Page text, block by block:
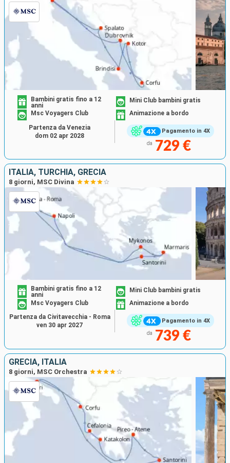
Pagamento in 4X
Bambini gratis fino a 12
anni
Mini Club bambini gratis
Msc Voyagers Club
Animazione a bordo
da 729 €
Partenza da Venezia
dom 02 apr 2028
ITALIA, TURCHIA, GRECIA
8 giorni, MSC Divina
Pagamento in 4X
Bambini gratis fino a 12
anni
Mini Club bambini gratis
Msc Voyagers Club
Animazione a bordo
da 739 €
Partenza da Civitavecchia - Roma
ven 30 apr 2027
GRECIA, ITALIA
8 giorni, MSC Orchestra